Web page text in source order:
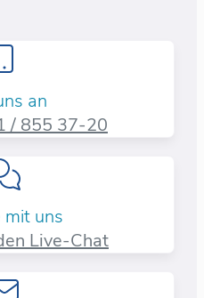
an
/ 855 37-20​
uns
Live-Chat